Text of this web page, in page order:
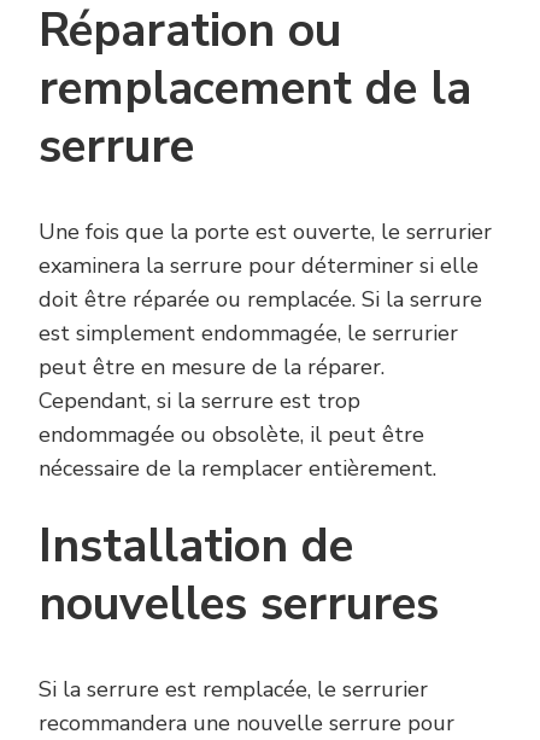
Réparation ou
remplacement de la
serrure
Une fois que la porte est ouverte, le serrurier
examinera la serrure pour déterminer si elle
doit être réparée ou remplacée. Si la serrure
est simplement endommagée, le serrurier
peut être en mesure de la réparer.
Cependant, si la serrure est trop
endommagée ou obsolète, il peut être
nécessaire de la remplacer entièrement.
Installation de
nouvelles serrures
Si la serrure est remplacée, le serrurier
recommandera une nouvelle serrure pour